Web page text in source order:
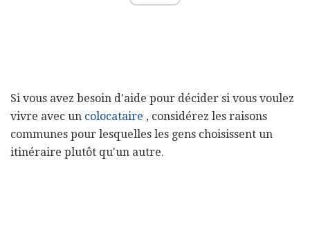
Si vous avez besoin d'aide pour décider si vous voulez
vivre avec un colocataire , considérez les raisons
communes pour lesquelles les gens choisissent un
itinéraire plutôt qu'un autre.